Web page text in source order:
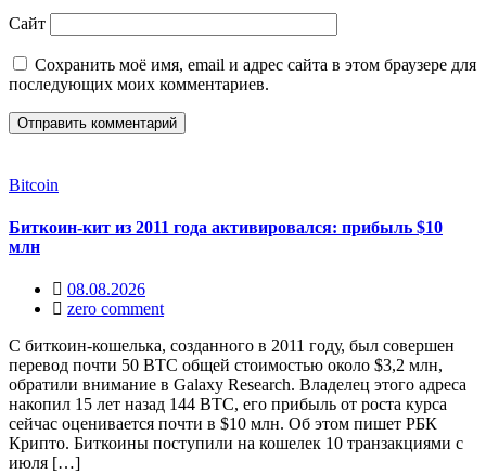
Сайт
Сохранить моё имя, email и адрес сайта в этом браузере для
последующих моих комментариев.
Bitcoin
Биткоин-кит из 2011 года активировался: прибыль $10
млн
08.08.2026
zero comment
С биткоин-кошелька, созданного в 2011 году, был совершен
перевод почти 50 BTC общей стоимостью около $3,2 млн,
обратили внимание в Galaxy Research. Владелец этого адреса
накопил 15 лет назад 144 BTC, его прибыль от роста курса
сейчас оценивается почти в $10 млн. Об этом пишет РБК
Крипто. Биткоины поступили на кошелек 10 транзакциями с
июля […]